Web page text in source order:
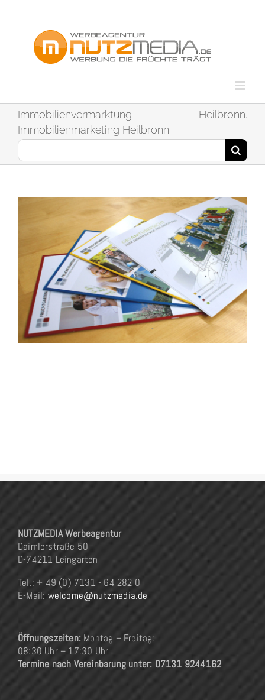
Immobilienvermarktung Heilbronn.
Immobilienmarketing Heilbronn
Suche
nach:
Bouwfonds Broschüren Fruchtgarten
NUTZMEDIA Werbeagentur
Daimlerstraße 50
D-74211 Leingarten
Tel.: + 49 (0) 7131 - 64 282 0
E-Mail: welcome@nutzmedia.de
Öffnungszeiten: Montag – Freitag:
08:30 Uhr – 17:30 Uhr
Termine nach Vereinbarung unter: 07131 9244162